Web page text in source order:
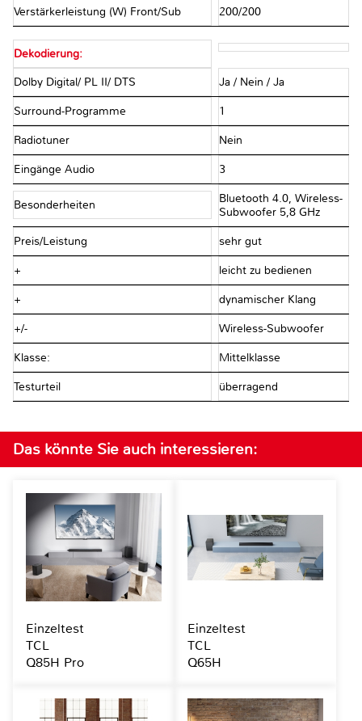
Verstärkerleistung (W) Front/Sub 200/200
Dekodierung:
Dolby Digital/ PL II/ DTS Ja / Nein / Ja
Surround-Programme 1
Radiotuner Nein
Eingänge Audio 3
Besonderheiten
Bluetooth 4.0, Wireless-
Subwoofer 5,8 GHz
Preis/Leistung sehr gut
+ leicht zu bedienen
+ dynamischer Klang
+/- Wireless-Subwoofer
Klasse: Mittelklasse
Testurteil überragend
Das könnte Sie auch interessieren:
Einzeltest
TCL
Q85H Pro
Einzeltest
TCL
Q65H